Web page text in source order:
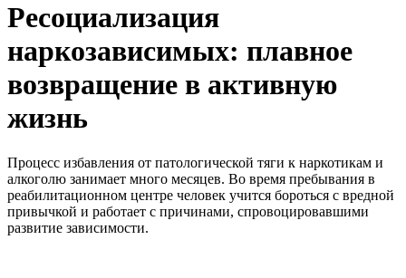
Ресоциализация
наркозависимых: плавное
возвращение в активную
жизнь
Процесс избавления от патологической тяги к наркотикам и
алкоголю занимает много месяцев. Во время пребывания в
реабилитационном центре человек учится бороться с вредной
привычкой и работает с причинами, спровоцировавшими
развитие зависимости.